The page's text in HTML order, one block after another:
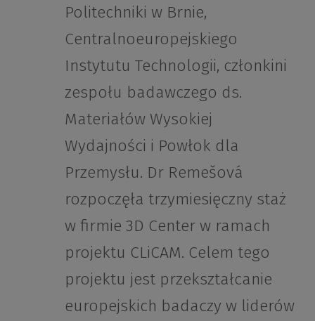
Politechniki w Brnie,
Centralnoeuropejskiego
Instytutu Technologii, członkini
zespołu badawczego ds.
Materiałów Wysokiej
Wydajności i Powłok dla
Przemysłu. Dr Remešová
rozpoczęła trzymiesięczny staż
w firmie 3D Center w ramach
projektu CLiCAM. Celem tego
projektu jest przekształcanie
europejskich badaczy w liderów